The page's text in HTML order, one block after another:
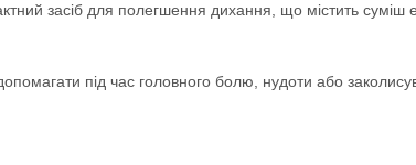
засіб для полегшення дихання, що містить суміш
під час головного болю, нудоти або